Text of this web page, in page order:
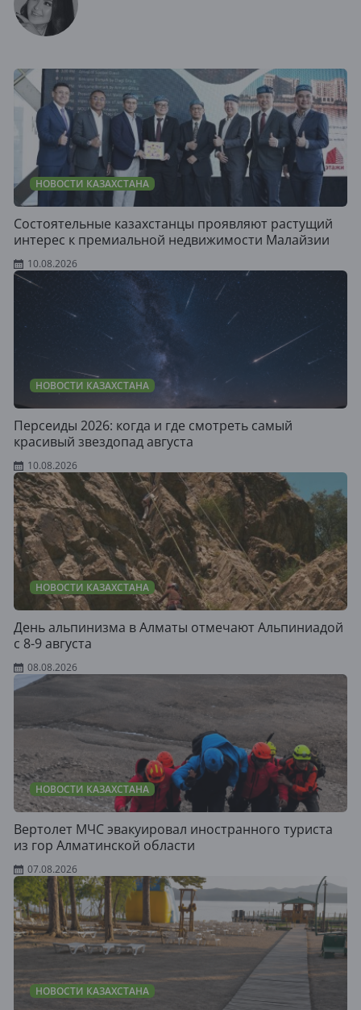
НОВОСТИ КАЗАХСТАНА
Состоятельные казахстанцы проявляют растущий
интерес к премиальной недвижимости Малайзии
10.08.2026
НОВОСТИ КАЗАХСТАНА
Персеиды 2026: когда и где смотреть самый
красивый звездопад августа
10.08.2026
НОВОСТИ КАЗАХСТАНА
День альпинизма в Алматы отмечают Альпиниадой
с 8-9 августа
08.08.2026
НОВОСТИ КАЗАХСТАНА
Вертолет МЧС эвакуировал иностранного туриста
из гор Алматинской области
07.08.2026
НОВОСТИ КАЗАХСТАНА